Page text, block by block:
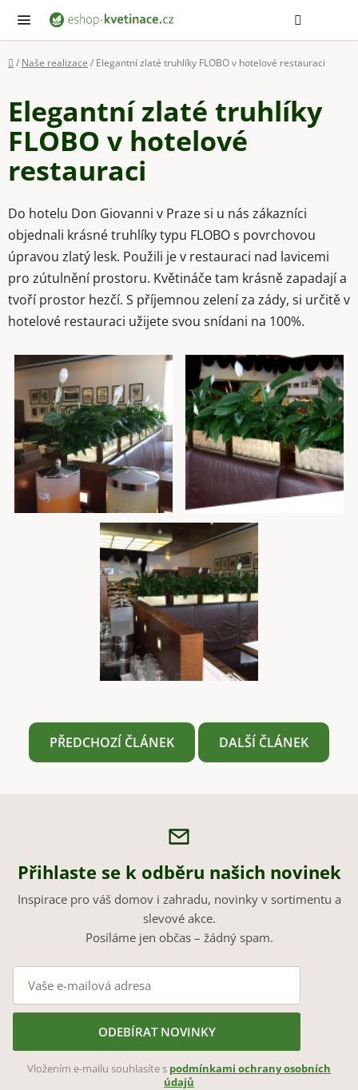
obsah
Domů
/ Naše realizace / Elegantní zlaté truhlíky FLOBO v hotelové restauraci
Elegantní zlaté truhlíky
FLOBO v hotelové
restauraci
Do hotelu Don Giovanni v Praze si u nás zákazníci
objednali krásné truhlíky typu FLOBO s povrchovou
úpravou zlatý lesk. Použili je v restauraci nad lavicemi
pro zútulnění prostoru. Květináče tam krásně zapadají a
tvoří prostor hezčí. S příjemnou zelení za zády, si určitě v
hotelové restauraci užijete svou snídani na 100%.
PŘEDCHOZÍ ČLÁNEK DALŠÍ ČLÁNEK
Přihlaste se k odběru našich novinek
Inspirace pro váš domov i zahradu, novinky v sortimentu a
slevové akce.
Posíláme jen občas – žádný spam.
ODEBÍRAT NOVINKY
Vložením e-mailu souhlasíte s podmínkami ochrany osobních
údajů